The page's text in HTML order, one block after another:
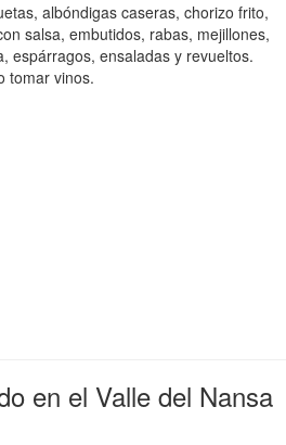
albóndigas caseras, chorizo frito,
salsa, embutidos, rabas, mejillones,
espárragos, ensaladas y revueltos.
tomar vinos.
en el Valle del Nansa